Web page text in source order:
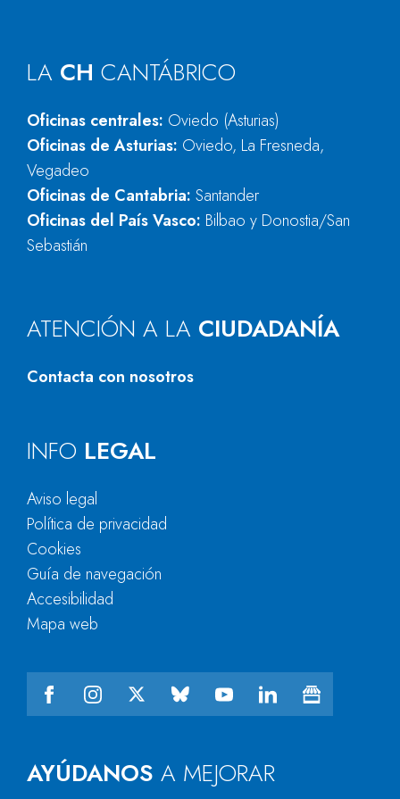
LA CH CANTÁBRICO
Oficinas centrales: Oviedo (Asturias)
Oficinas de Asturias: Oviedo, La Fresneda,
Vegadeo
Oficinas de Cantabria: Santander
Oficinas del País Vasco: Bilbao y Donostia/San
Sebastián
ATENCIÓN A LA CIUDADANÍA
Contacta con nosotros
AYÚDANOS A MEJORAR
INFO LEGAL
Aviso legal
Política de privacidad
Cookies
Guía de navegación
Accesibilidad
Mapa web